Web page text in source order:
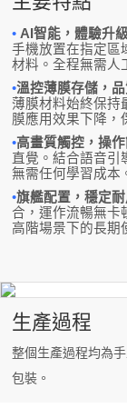
• AI智能，體驗升級
手機放置在指定區
材料。全程無需人
•溫控薄膜存儲，
薄膜材料始終保持
膜應用效果下降，
•高畫質觸控，操
直覺。結合語音引
無需任何學習成本
•旗艦配置，穩定耐
合，運作流暢無卡
高階場景下的長期
生產過程
整個生產過程均為
包裝。